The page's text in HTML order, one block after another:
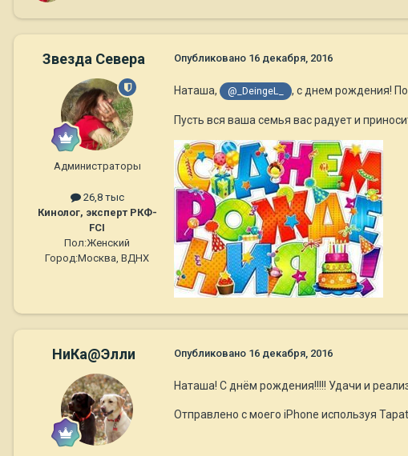
Звезда Севера
Администраторы
26,8 тыс
Кинолог, эксперт РКФ-
FCI
Пол:Женский
Город:Москва, ВДНХ
Опубликовано 16 декабря, 2016
Наташа, @_DeingeL_ , с днем рождения!
Пусть вся ваша семья вас радует и
НиКа@Элли Опубликовано 16 декабря, 2016
Наташа! С днём рождения!!!!! Удачи и
Отправлено с моего iPhone используя